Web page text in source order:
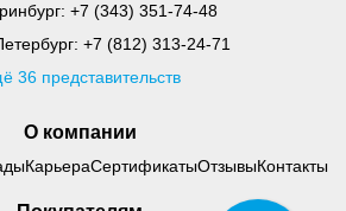
О компании
КарьераСертификатыОтзывыКонтакты
+7 (343) 351-74-48
+7 (812) 313-24-71
36 представительств